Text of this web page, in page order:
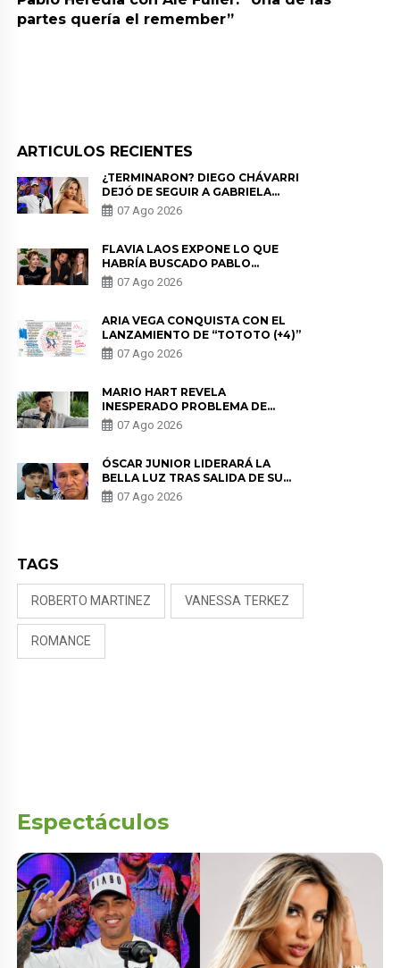
partes quería el remember”
ARTICULOS RECIENTES
¿TERMINARON? DIEGO CHÁVARRI
DEJÓ DE SEGUIR A GABRIELA
HERRERA Y ANUNCIA SU SALIDA
DE PÓDCAST
07 Ago 2026
FLAVIA LAOS EXPONE LO QUE
HABRÍA BUSCADO PABLO
HEREDIA CON ALE FULLER: “UNA
DE LAS PARTES QUERÍA EL
07 Ago 2026
ARIA VEGA CONQUISTA CON EL
LANZAMIENTO DE “TOTOTO (+4)”
07 Ago 2026
MARIO HART REVELA
INESPERADO PROBLEMA DE
SALUD ANTES DE SEPARARSE DE
KORINA: “ME ENCONTRARON UN
07 Ago 2026
ÓSCAR JUNIOR LIDERARÁ LA
BELLA LUZ TRAS SALIDA DE SU
PADRE POR POLÉMICA CON
NALDY SALDAÑA
07 Ago 2026
TAGS
ROBERTO MARTINEZ VANESSA TERKEZ
ROMANCE
Espectáculos